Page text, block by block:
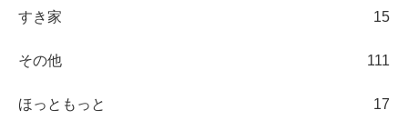
すき家 15
その他 111
ほっともっと 17